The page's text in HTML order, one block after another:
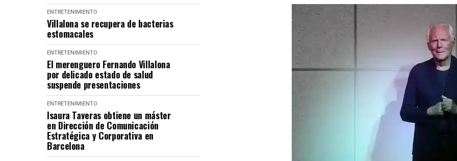
ENTRETENIMIENTO
Villalona se recupera de bacterias
estomacales
ENTRETENIMIENTO
El merenguero Fernando Villalona
por delicado estado de salud
suspende presentaciones
ENTRETENIMIENTO
Isaura Taveras obtiene un máster
en Dirección de Comunicación
Estratégica y Corporativa en
Barcelona